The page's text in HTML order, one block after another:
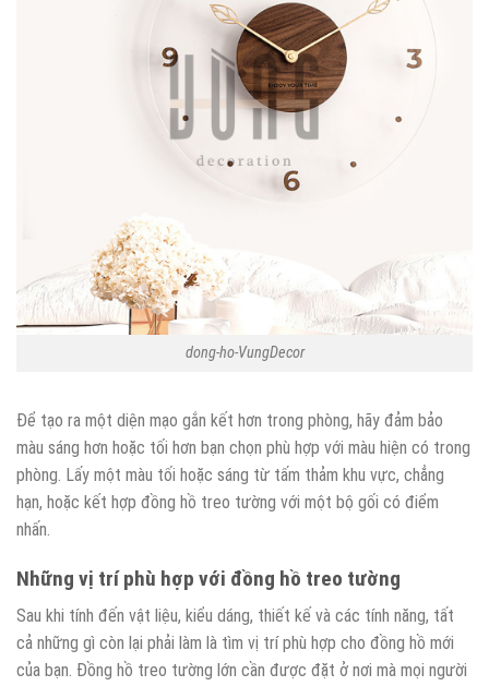
dong-ho-VungDecor
Để tạo ra một diện mạo gắn kết hơn trong phòng, hãy đảm bảo
màu sáng hơn hoặc tối hơn bạn chọn phù hợp với màu hiện có trong
phòng. Lấy một màu tối hoặc sáng từ tấm thảm khu vực, chẳng
hạn, hoặc kết hợp đồng hồ treo tường với một bộ gối có điểm
nhấn.
Những vị trí phù hợp với đồng hồ treo tường
Sau khi tính đến vật liệu, kiểu dáng, thiết kế và các tính năng, tất
cả những gì còn lại phải làm là tìm vị trí phù hợp cho đồng hồ mới
của bạn. Đồng hồ treo tường lớn cần được đặt ở nơi mà mọi người